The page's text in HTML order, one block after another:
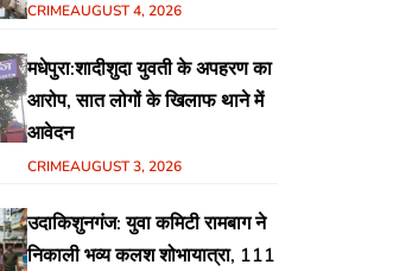
CRIMEAUGUST 4, 2026
मधेपुरा:शादीशुदा युवती के अपहरण का
आरोप, सात लोगों के खिलाफ थाने में
आवेदन
CRIMEAUGUST 3, 2026
उदाकिशुनगंज: युवा कमिटी रामबाग ने
निकाली भव्य कलश शोभायात्रा, 111